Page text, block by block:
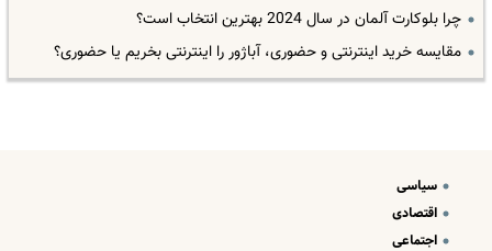
چرا بلوکارت آلمان در سال 2024 بهترین انتخاب است؟
مقایسه خرید اینترنتی و حضوری، آباژور را اینترنتی بخریم یا حضوری؟
سیاسی
اقتصادی
اجتماعی